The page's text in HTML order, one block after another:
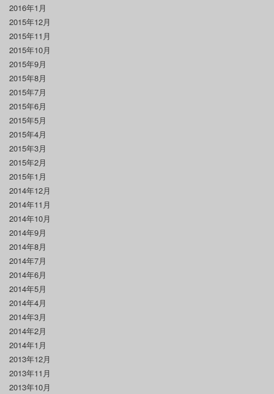
2016年1月
2015年12月
2015年11月
2015年10月
2015年9月
2015年8月
2015年7月
2015年6月
2015年5月
2015年4月
2015年3月
2015年2月
2015年1月
2014年12月
2014年11月
2014年10月
2014年9月
2014年8月
2014年7月
2014年6月
2014年5月
2014年4月
2014年3月
2014年2月
2014年1月
2013年12月
2013年11月
2013年10月